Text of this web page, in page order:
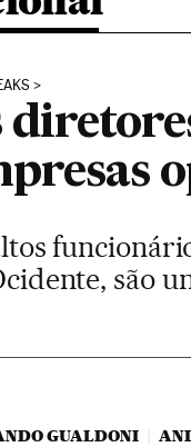
são
GUALDONI